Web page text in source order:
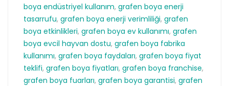
boya endüstriyel kullanım, grafen boya enerji
tasarrufu, grafen boya enerji verimliliği, grafen
boya etkinlikleri, grafen boya ev kullanımı, grafen
boya evcil hayvan dostu, grafen boya fabrika
kullanımı, grafen boya faydaları, grafen boya fiyat
teklifi, grafen boya fiyatları, grafen boya franchise,
grafen boya fuarları, grafen boya garantisi, grafen